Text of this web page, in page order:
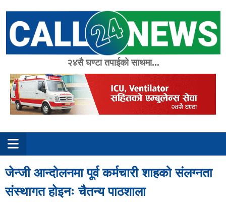
content
२४सै घण्टा तपाईको साथमा...
जेन्जी आन्दोलनमा पूर्व कर्मचारी शाहको संलग्नता
संस्थागत होइनः चैतन्य पाठशाला